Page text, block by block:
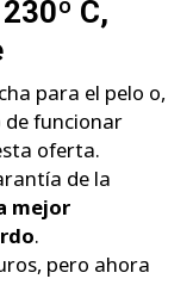
C,
para el pelo o,
de funcionar
oferta.
de la
mejor
.
pero ahora